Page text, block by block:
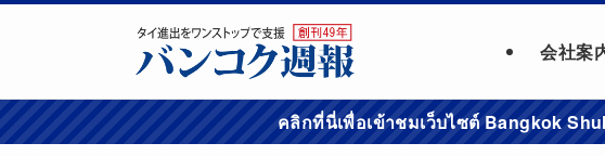
会社案
คลิกที่นี่เพื่อเข้าชมเว็บไซต์ Bangkok